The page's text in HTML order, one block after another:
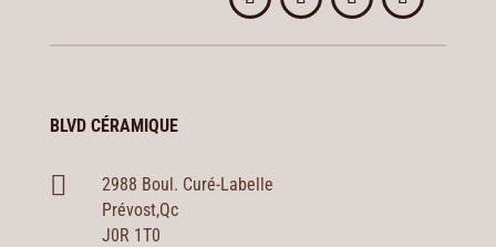
BLVD CÉRAMIQUE

2988 Boul. Curé-Labelle
Prévost,Qc
J0R 1T0